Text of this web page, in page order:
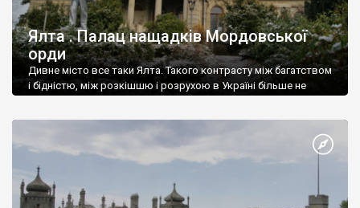
Ялта . Палац нащадків Мордовської
орди
Дивне місто все таки Ялта. Такого контрасту між багатством
і бідністю, між розкішшю і розрухою в Україні більше не